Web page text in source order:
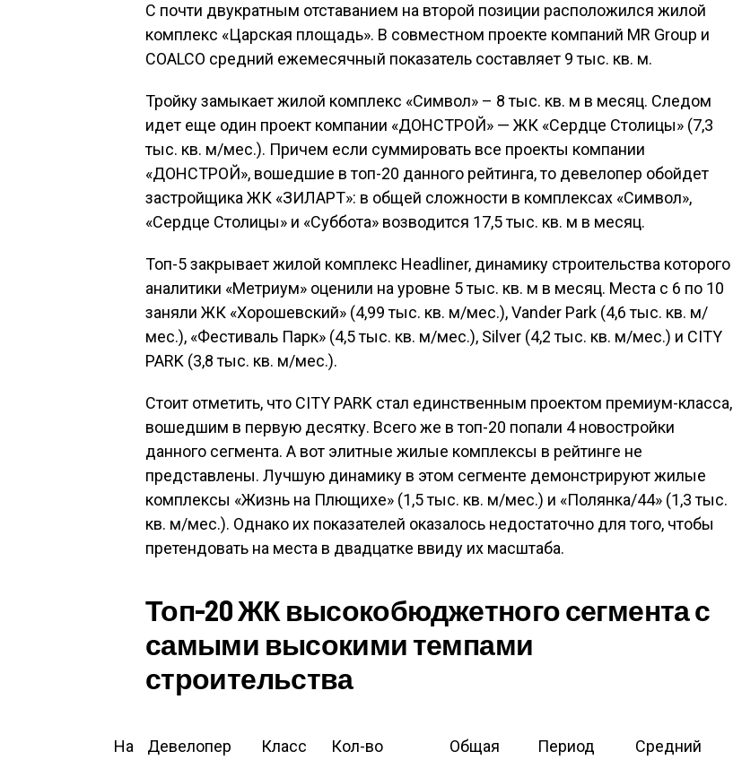
С почти двукратным отставанием на второй позиции расположился жилой
комплекс «Царская площадь». В совместном проекте компаний MR Group и
COALCO средний ежемесячный показатель составляет 9 тыс. кв. м.
Тройку замыкает жилой комплекс «Символ» – 8 тыс. кв. м в месяц. Следом
идет еще один проект компании «ДОНСТРОЙ» — ЖК «Сердце Столицы» (7,3
тыс. кв. м/мес.). Причем если суммировать все проекты компании
«ДОНСТРОЙ», вошедшие в топ-20 данного рейтинга, то девелопер обойдет
застройщика ЖК «ЗИЛАРТ»: в общей сложности в комплексах «Символ»,
«Сердце Столицы» и «Суббота» возводится 17,5 тыс. кв. м в месяц.
Топ-5 закрывает жилой комплекс Headliner, динамику строительства которого
аналитики «Метриум» оценили на уровне 5 тыс. кв. м в месяц. Места с 6 по 10
заняли ЖК «Хорошевский» (4,99 тыс. кв. м/мес.), Vander Park (4,6 тыс. кв. м/
мес.), «Фестиваль Парк» (4,5 тыс. кв. м/мес.), Silver (4,2 тыс. кв. м/мес.) и СITY
PARK (3,8 тыс. кв. м/мес.).
Стоит отметить, что CITY PARK стал единственным проектом премиум-класса,
вошедшим в первую десятку. Всего же в топ-20 попали 4 новостройки
данного сегмента. А вот элитные жилые комплексы в рейтинге не
представлены. Лучшую динамику в этом сегменте демонстрируют жилые
комплексы «Жизнь на Плющихе» (1,5 тыс. кв. м/мес.) и «Полянка/44» (1,3 тыс.
кв. м/мес.). Однако их показателей оказалось недостаточно для того, чтобы
претендовать на места в двадцатке ввиду их масштаба.
Топ-20 ЖК высокобюджетного сегмента с
самыми высокими темпами
строительства
На
Девелопер Класс
Кол-во
Общая
Период
Средний